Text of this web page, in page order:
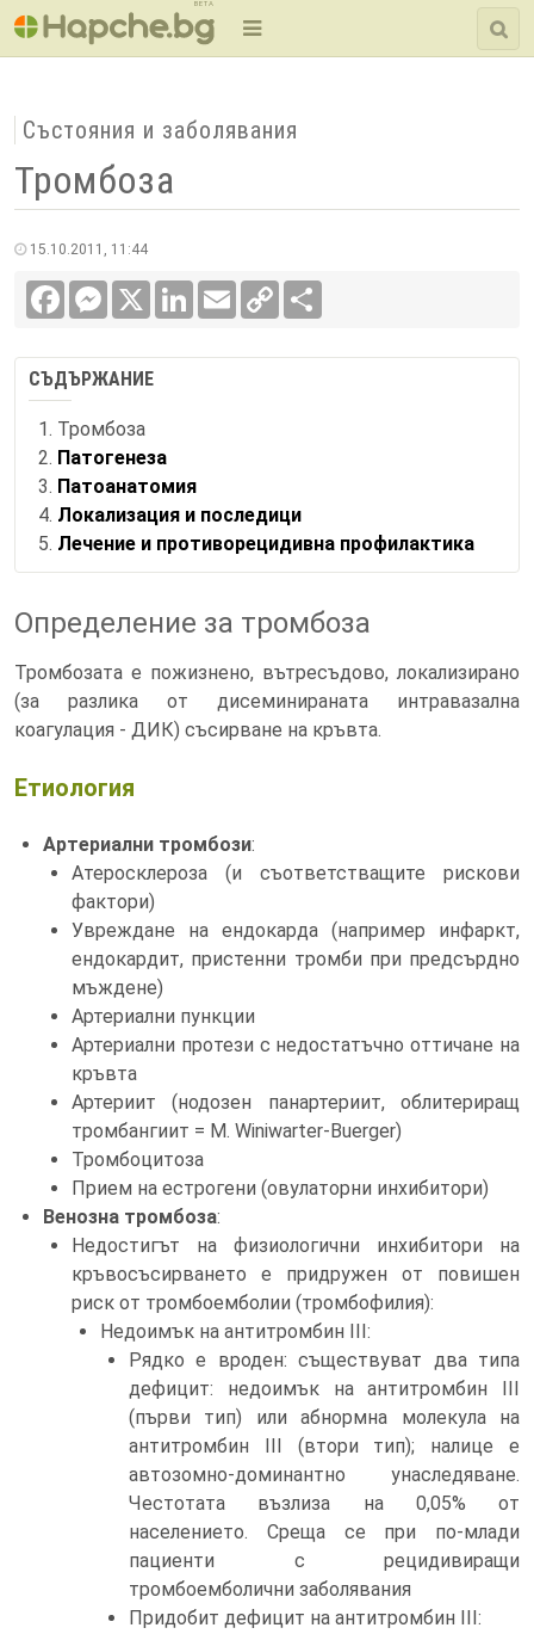
BETA
Състояния и заболявания
Тромбоза
15.10.2011, 11:44
FacebookMessenger LinkedInEmail
Copy
Link
СЪДЪРЖАНИЕ
Тромбоза
Патогенеза
Патоанатомия
Локализация и последици
Лечение и противорецидивна профилактика
Определение за тромбоза
Тромбозата е пожизнено, вътресъдово, локализирано
(за разлика от дисеминираната интравазална
коагулация - ДИК) съсирване на кръвта.
Етиология
Артериални тромбози:
Атеросклероза (и съответстващите рискови
фактори)
Увреждане на ендокарда (например инфаркт,
ендокардит, пристенни тромби при предсърдно
мъждене)
Артериални пункции
Артериални протези с недостатъчно оттичане на
кръвта
Артериит (нодозен панартериит, облитериращ
тромбангиит = М. Winiwarter-Buerger)
Тромбоцитоза
Прием на естрогени (овулаторни инхибитори)
Венозна тромбоза:
Недостигът на физиологични инхибитори на
кръвосъсирването е придружен от повишен
риск от тромбоемболии (тромбофилия):
Недоимък на антитромбин III:
Рядко е вроден: съществуват два типа
дефицит: недоимък на антитромбин III
(първи тип) или абнормна молекула на
антитромбин III (втори тип); налице е
автозомно-доминантно унаследяване.
Честотата възлиза на 0,05% от
населението. Среща се при по-млади
пациенти с рецидивиращи
тромбоемболични заболявания
Придобит дефицит на антитромбин III: